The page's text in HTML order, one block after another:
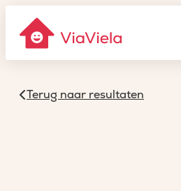
Terug naar resultaten